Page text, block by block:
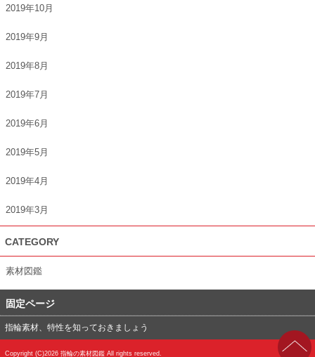
2019年10月
2019年9月
2019年8月
2019年7月
2019年6月
2019年5月
2019年4月
2019年3月
CATEGORY
素材図鑑
固定ページ
指輪素材、特性を知っておきましょう
Copyright (C)2026 指輪の素材図鑑 All rights reserved.